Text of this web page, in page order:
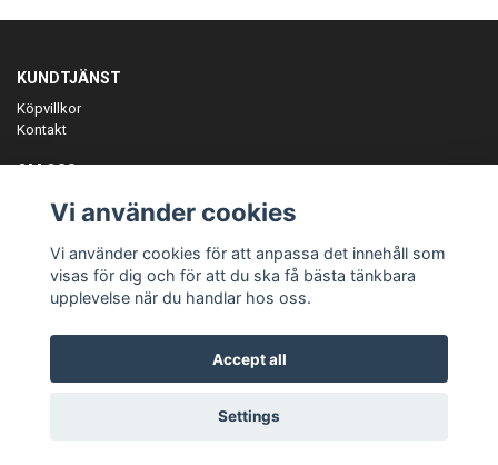
KUNDTJÄNST
Köpvillkor
Kontakt
OM OSS
ANMÄL DIG TILL VÅRT NYHETSBREV
Prenumerera
© Copyright Teamgear
Vi använder cookies
Vi använder cookies för att anpassa det innehåll som
visas för dig och för att du ska få bästa tänkbara
upplevelse när du handlar hos oss.
Accept all
Settings